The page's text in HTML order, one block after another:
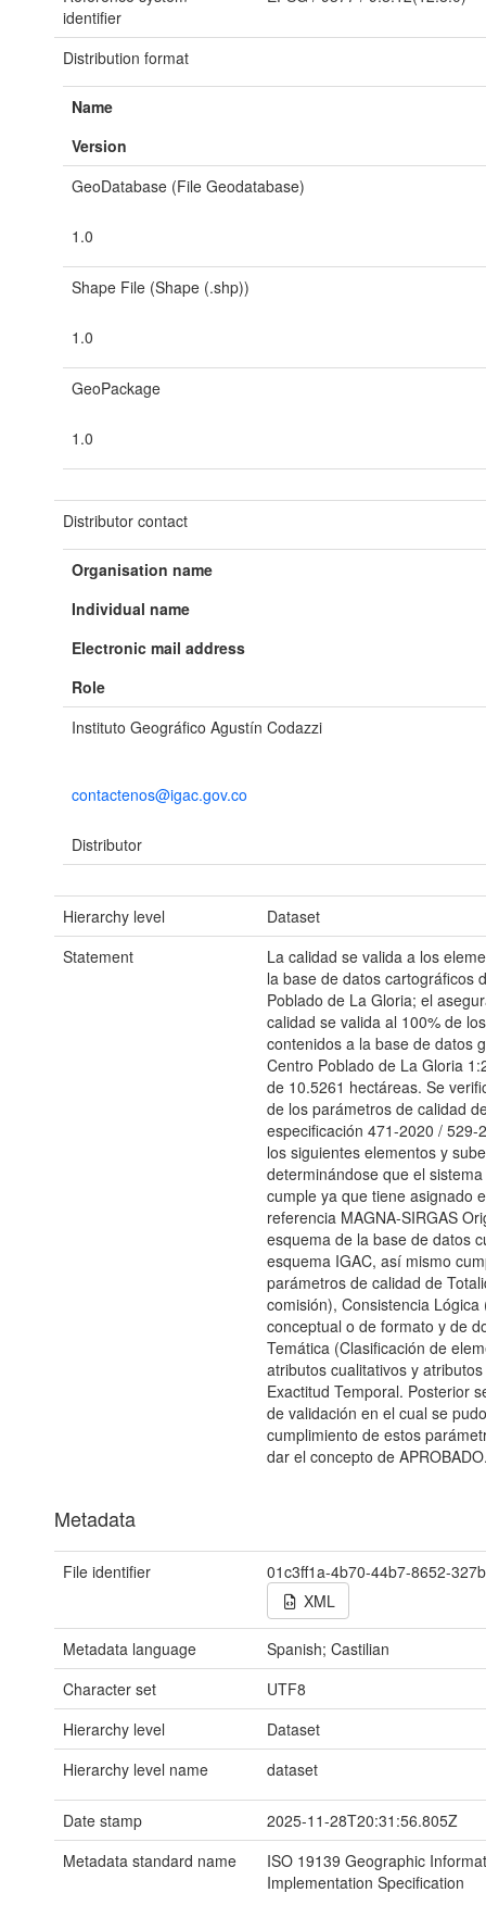
identifier
Distribution format
Name
Version
GeoDatabase (File Geodatabase)
1.0
Shape File (Shape (.shp))
1.0
GeoPackage
1.0
Distributor contact
Organisation name
Individual name
Electronic mail address
Role
Instituto Geográfico Agustín Codazzi
contactenos@igac.gov.co
Distributor
Hierarchy level
Dataset
Statement
La calidad se valida a los
la base de datos cartográficos
Poblado de La Gloria; el
calidad se valida al 100% de
contenidos a la base de datos
Centro Poblado de La Gloria
de 10.5261 hectáreas. Se
de los parámetros de calidad
especificación 471-2020 / 529-
los siguientes elementos y
determinándose que el
cumple ya que tiene asignado
referencia MAGNA-SIRGAS
esquema de la base de datos
esquema IGAC, así mismo
parámetros de calidad de
comisión), Consistencia Lógica
conceptual o de formato y de
Temática (Clasificación de
atributos cualitativos y
Exactitud Temporal. Posterior
de validación en el cual se
cumplimiento de estos
dar el concepto de
Metadata
File identifier
01c3ff1a-4b70-44b7-8652-
XML
Metadata language
Spanish; Castilian
Character set
UTF8
Hierarchy level
Dataset
Hierarchy level name
dataset
Date stamp
2025-11-28T20:31:56.805Z
Metadata standard name
ISO 19139 Geographic
Implementation Specification